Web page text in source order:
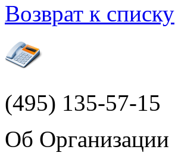
Возврат к списку
(495) 135-57-15
Об Организации